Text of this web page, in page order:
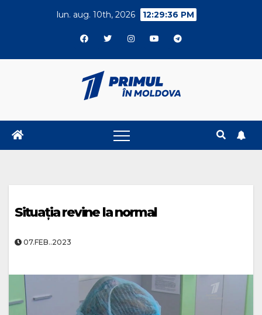
lun. aug. 10th, 2026 12:29:37 PM
Situația revine la normal
07.FEB..2023